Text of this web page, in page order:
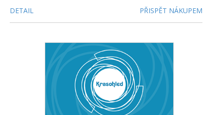
DETAIL PŘISPĚT NÁKUPEM